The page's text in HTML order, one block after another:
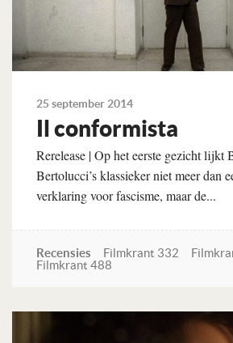
25 september 2014
Il conformista
Rerelease | Op het eerste gezicht lijkt
Bertolucci’s klassieker niet meer dan
verklaring voor fascisme, maar de...
Recensies Filmkrant 332
Filmkrant 488
Lees verder